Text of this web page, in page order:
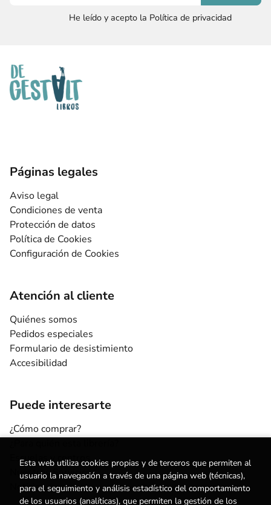
He leído y acepto la Política de privacidad
Páginas legales
Aviso legal
Condiciones de venta
Protección de datos
Política de Cookies
Configuración de Cookies
Atención al cliente
Quiénes somos
Pedidos especiales
Formulario de desistimiento
Accesibilidad
Puede interesarte
¿Cómo comprar?
Escuelas y centros
Nuestros Servicios
Noticias
Esta web utiliza cookies propias y de terceros que permiten al
usuario la navegación a través de una página web (técnicas),
para el seguimiento y análisis estadístico del comportamiento
de los usuarios (analíticas), que permiten la gestión de los